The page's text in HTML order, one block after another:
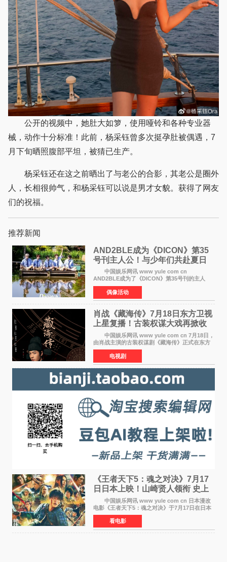
公开的视频中，她肚大如箩，使用哑铃和各种专业器
械，动作十分标准！此前，杨采钰曾多次挺孕肚被偶遇，7
月下旬晒照腹部平坦，被猜已生产。
杨采钰还在这之前晒出了与老公的合影，其老公是圈外
人，长相很帅气，和杨采钰可以说是男才女貌。获得了网友
们的祝福。
推荐新闻
AND2BLE成为《DICON》第35
号刊主人公！与少年们共赴夏日
之约
中国娱乐网讯 www yule com cn
AND2BLE成为了《DICON》第35号刊的主人
公，本期标题为And The Summer。作为出道后
首次担任杂志画报主角的完整体，AND2BLE用清
澈的少年感与全新的夏天相遇了
偶像活动
肖战《藏海传》7月18日东方卫视
上星复播！古装权谋大戏再掀收
视热潮
中国娱乐网讯 www yule com cn 7月18日，
由肖战主演的古装权谋剧《藏海传》正式在东方
卫视上星复播，引发广泛关注。该剧此前已在网
络平台播出，凭借精良制作和紧凑剧情收获不俗
口碑，此次上
电视剧
《王者天下5：魂之对决》7月17
日日本上映！山崎贤人领衔 史上
最大“函谷关防卫战”
中国娱乐网讯 www yule com cn 日本漫改
电影《王者天下5：魂之对决》于7月17日在日本
全国上映。这部由佐藤信介执导、山崎贤人主演
的历史动作片，改编自原泰久同名人气漫画，继
续讲述信和漂
看电影